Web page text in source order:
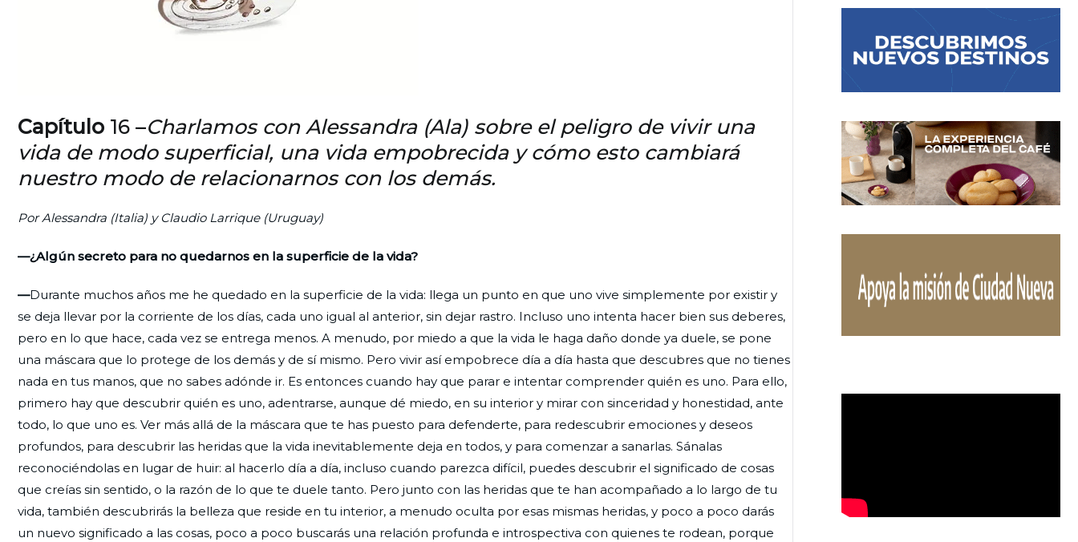
Capítulo 16 –Charlamos con Alessandra (Ala) sobre el peligro de vivir una
vida de modo superficial, una vida empobrecida y cómo esto cambiará
nuestro modo de relacionarnos con los demás.
Por Alessandra (Italia) y Claudio Larrique (Uruguay)
—¿Algún secreto para no quedarnos en la superficie de la vida?
—Durante muchos años me he quedado en la superficie de la vida: llega un punto en que uno vive simplemente por existir y
se deja llevar por la corriente de los días, cada uno igual al anterior, sin dejar rastro. Incluso uno intenta hacer bien sus deberes,
pero en lo que hace, cada vez se entrega menos. A menudo, por miedo a que la vida le haga daño donde ya duele, se pone
una máscara que lo protege de los demás y de sí mismo. Pero vivir así empobrece día a día hasta que descubres que no tienes
nada en tus manos, que no sabes adónde ir. Es entonces cuando hay que parar e intentar comprender quién es uno. Para ello,
primero hay que descubrir quién es uno, adentrarse, aunque dé miedo, en su interior y mirar con sinceridad y honestidad, ante
todo, lo que uno es. Ver más allá de la máscara que te has puesto para defenderte, para redescubrir emociones y deseos
profundos, para descubrir las heridas que la vida inevitablemente deja en todos, y para comenzar a sanarlas. Sánalas
reconociéndolas en lugar de huir: al hacerlo día a día, incluso cuando parezca difícil, puedes descubrir el significado de cosas
que creías sin sentido, o la razón de lo que te duele tanto. Pero junto con las heridas que te han acompañado a lo largo de tu
vida, también descubrirás la belleza que reside en tu interior, a menudo oculta por esas mismas heridas, y poco a poco darás
un nuevo significado a las cosas, poco a poco buscarás una relación profunda e introspectiva con quienes te rodean, porque